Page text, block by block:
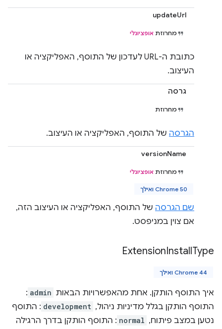
updateUrl
מחרוזת אופציונלי
כתובת ה-URL לעדכון של התוסף, האפליקציה או
העיצוב.
גרסה
מחרוזת
הגרסה של התוסף, האפליקציה או העיצוב.
versionName
מחרוזת אופציונלי
Chrome 50 ואילך
שם הגרסה של התוסף, האפליקציה או העיצוב הזה,
אם צוין במניפסט.
ExtensionInstallType
Chrome 44 ואילך
איך התוסף הותקן. אחת מהאפשרויות הבאות admin
:
התוסף הותקן בגלל מדיניות ניהול, development : התוסף
נטען במצב פיתוח, normal : התוסף הותקן בדרך הרגילה